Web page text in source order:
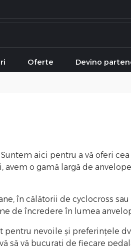
Oferte Devino
aici pentru a vă oferi
o gamă largă de
în călătorii de cyclocross
de încredere în lumea
nevoile și preferințele
să vă bucurați de fiecare